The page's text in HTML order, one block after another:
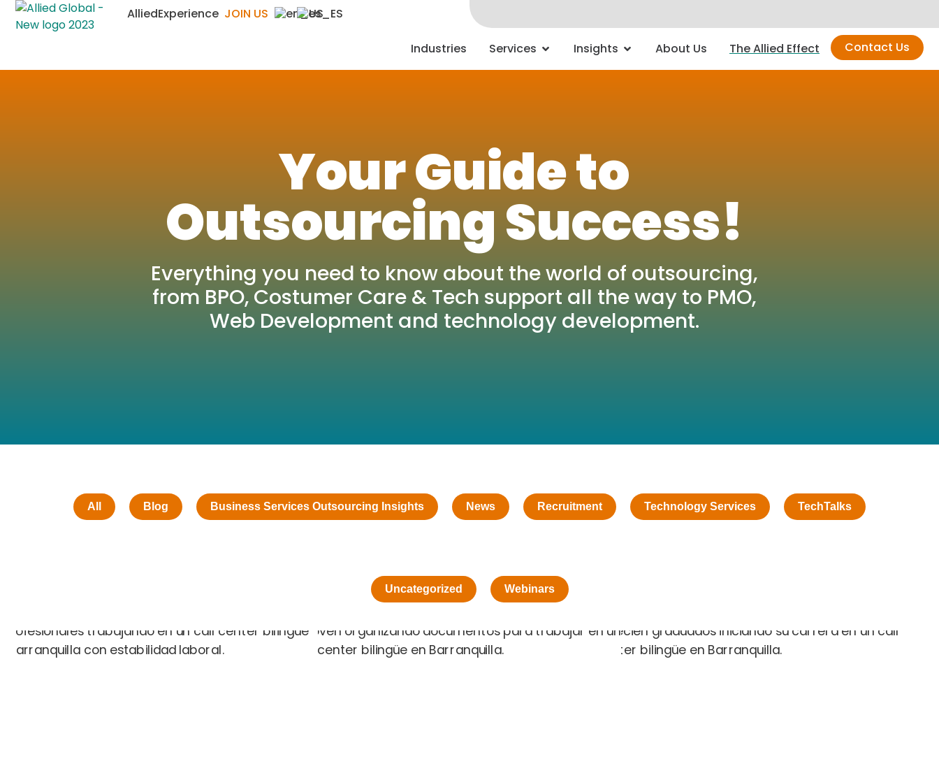
AlliedExperience JOIN US
Industries Services Insights About Us The Allied Effect Contact Us
Your Guide to
Outsourcing Success!
Everything you need to know about the world of outsourcing,
from BPO, Costumer Care & Tech support all the way to PMO,
Web Development and technology development.
All Blog Business Services Outsourcing Insights News Recruitment Technology Services TechTalks
Uncategorized Webinars